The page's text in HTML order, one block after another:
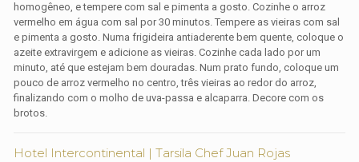
homogêneo, e tempere com sal e pimenta a gosto. Cozinhe o arroz
vermelho em água com sal por 30 minutos. Tempere as vieiras com sal
e pimenta a gosto. Numa frigideira antiaderente bem quente, coloque o
azeite extravirgem e adicione as vieiras. Cozinhe cada lado por um
minuto, até que estejam bem douradas. Num prato fundo, coloque um
pouco de arroz vermelho no centro, três vieiras ao redor do arroz,
finalizando com o molho de uva-passa e alcaparra. Decore com os
brotos.
Hotel Intercontinental | Tarsila Chef Juan Rojas